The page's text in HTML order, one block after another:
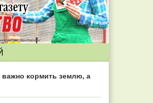
важно кормить землю, а